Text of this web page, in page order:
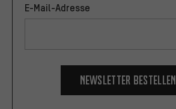
E-Mail-Adresse
Newsletter bestellen